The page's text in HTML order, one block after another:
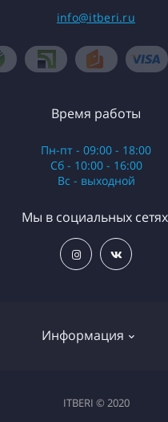
info@itberi.ru
Информация
О нас
Время работы
Пн-пт - 09:00 - 18:00
Сб - 10:00 - 16:00
Вс - выходной
Мы в социальных
ITBERI © 2020